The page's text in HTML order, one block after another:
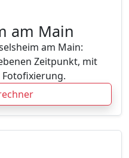
am Main
am Main:
Zeitpunkt, mit